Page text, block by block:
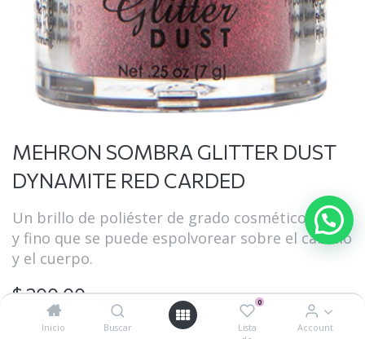
Inicio Buscar
0
Lista
Account
MEHRON SOMBRA GLITTER DUST
DYNAMITE RED CARDED
Un brillo de poliéster de grado cosmético ligero
y fino que se puede espolvorear sobre el cabello
y el cuerpo.
$200.00